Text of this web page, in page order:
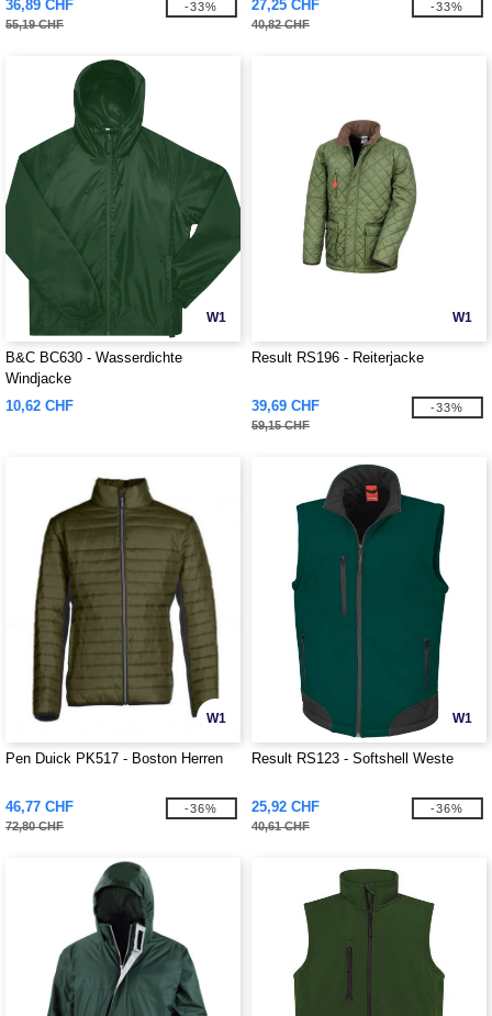
36,89 CHF
55,19 CHF
-33% 27,25 CHF
40,82 CHF
-33%
W1
B&C BC630 - Wasserdichte
Windjacke
10,62 CHF
W1
Result RS196 - Reiterjacke
39,69 CHF
59,15 CHF
-33%
W1
Pen Duick PK517 - Boston Herren
46,77 CHF
72,80 CHF
-36%
W1
Result RS123 - Softshell Weste
25,92 CHF
40,61 CHF
-36%